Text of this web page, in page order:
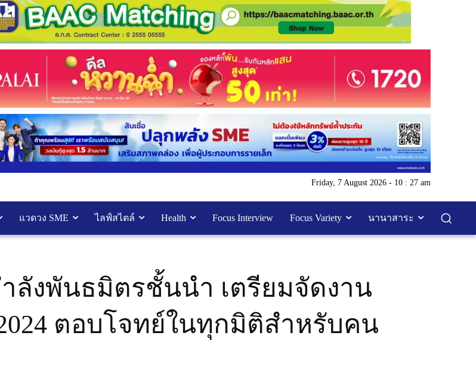
Friday, 7 August 2026 - 10 : 27 am
แวดวง SME ไลฟ์สไตล์ Health Focus Interview Focus Variety นานาสาระ
ำลังพันธมิตรชั้นนำ เตรียมจัดงาน
ตอบโจทย์ในทุกมิติสำหรับคน